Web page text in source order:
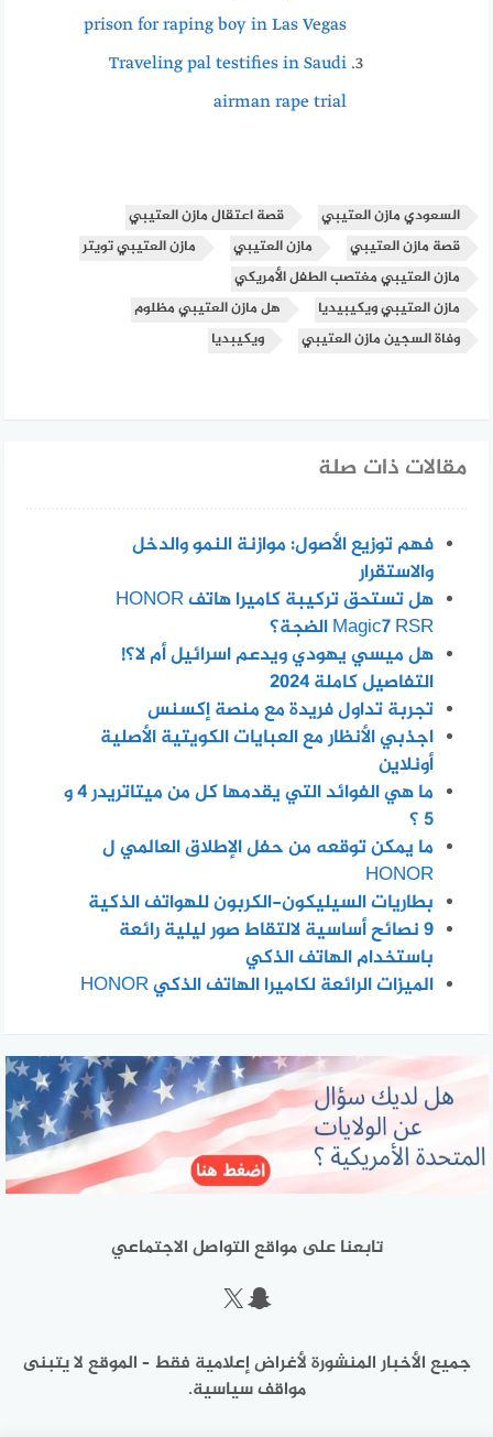
prison for raping boy in Las Vegas
Traveling pal testifies in Saudi
airman rape trial
السعودي مازن العتيبي
قصة اعتقال مازن العتيبي
قصة مازن العتيبي
مازن العتيبي
مازن العتيبي تويتر
مازن العتيبي مغتصب الطفل الأمريكي
مازن العتيبي ويكيبيديا
هل مازن العتيبي مظلوم
وفاة السجين مازن العتيبي
ويكيبديا
مقالات ذات صلة
فهم توزيع الأصول: موازنة النمو والدخل
والاستقرار
هل تستحق تركيبة كاميرا هاتف HONOR
Magic7 RSR الضجة؟
هل ميسي يهودي ويدعم اسرائيل أم لا؟!
التفاصيل كاملة 2024
تجربة تداول فريدة مع منصة إكسنس
اجذبي الأنظار مع العبايات الكويتية الأصلية
أونلاين
ما هي الفوائد التي يقدمها كل من ميتاتريدر 4 و
5 ؟
ما يمكن توقعه من حفل الإطلاق العالمي ل
HONOR
بطاريات السيليكون-الكربون للهواتف الذكية
٩ نصائح أساسية لالتقاط صور ليلية رائعة
باستخدام الهاتف الذكي
الميزات الرائعة لكاميرا الهاتف الذكي HONOR
تابعنا على مواقع التواصل الاجتماعي
سناب شات
إكس
جميع الأخبار المنشورة لأغراض إعلامية فقط – الموقع لا يتبنى
مواقف سياسية.